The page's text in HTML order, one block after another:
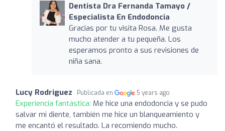
Dentista Dra Fernanda Tamayo /
Especialista En Endodoncia
Gracias por tu visita Rosa. Me gusta
mucho atender a tu pequeña. Los
esperamos pronto a sus revisiones de
niña sana.
Lucy Rodriguez Publicada en 5 years ago
Experiencia fantástica: Me hice una endodoncia y se pudo
salvar mi diente, también me hice un blanqueamiento y
me encantó el resultado. La recomiendo mucho.